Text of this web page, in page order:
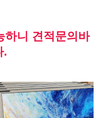
하니 견적문의바
.